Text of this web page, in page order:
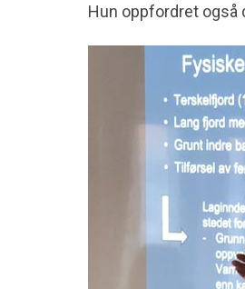
Hun oppfordret også